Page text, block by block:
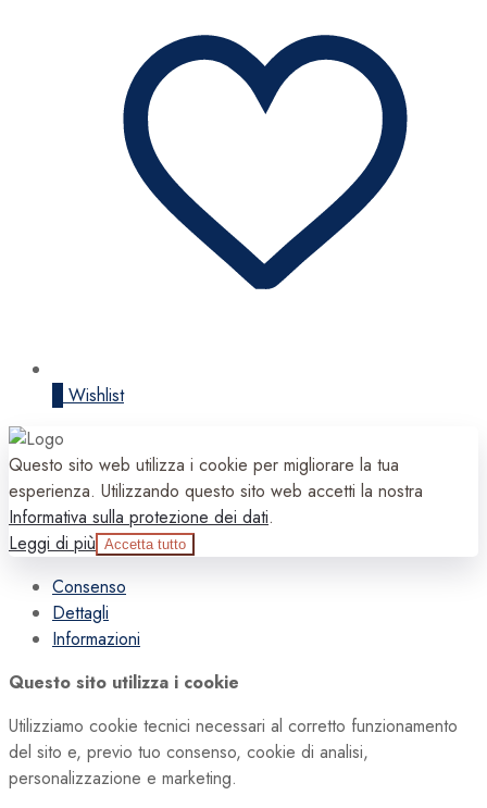
Wishlist
Questo sito web utilizza i cookie per migliorare la tua
esperienza. Utilizzando questo sito web accetti la nostra
Informativa sulla protezione dei dati.
Leggi di più Accetta tutto
Consenso
Dettagli
Informazioni
Questo sito utilizza i cookie
Utilizziamo cookie tecnici necessari al corretto funzionamento
del sito e, previo tuo consenso, cookie di analisi,
personalizzazione e marketing.